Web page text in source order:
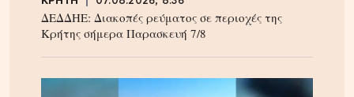
ΔΕΔΔΗΕ: Διακοπές ρεύματος σε περιοχές της
Κρήτης σήμερα Παρασκευή 7/8